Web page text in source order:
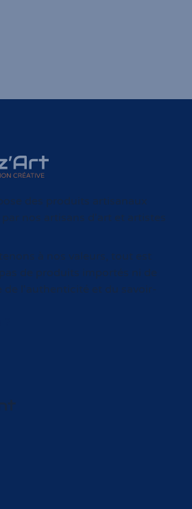
des produits artisanaux
nos artisans d'art et artistes
à nos valeurs, tout est
de produits importés ni de
de l'authenticité et du savoir-